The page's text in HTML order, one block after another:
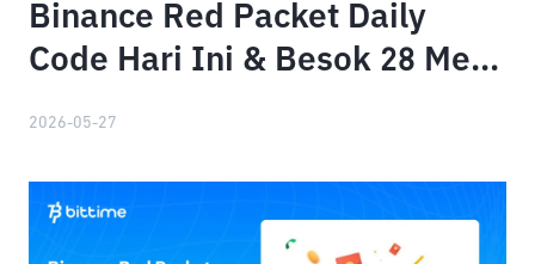
Binance Red Packet Daily
Code Hari Ini & Besok 28 Mei
2026-05-27